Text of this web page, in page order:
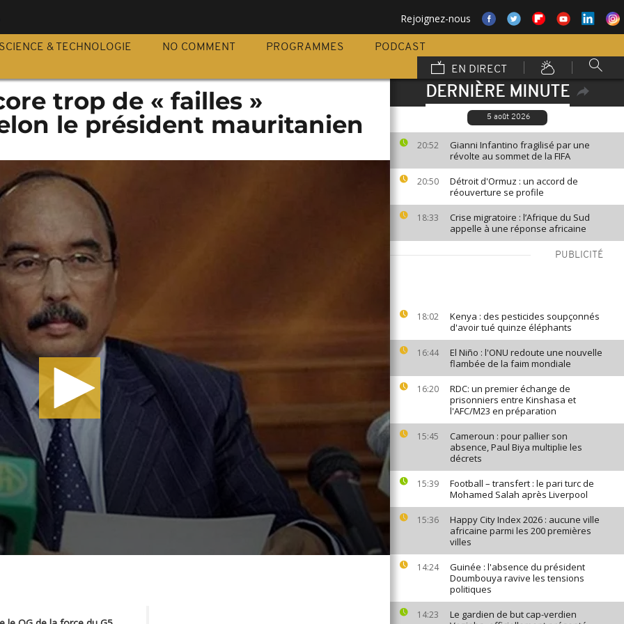
Rejoignez-nous
SCIENCE & TECHNOLOGIE NO COMMENT PROGRAMMES
PODCAST
EN DIRECT
DERNIÈRE MINUTE
5 août 2026
20:52
Gianni Infantino fragilisé par une
révolte au sommet de la FIFA
20:50
Détroit d'Ormuz : un accord de
réouverture se profile
18:33
Crise migratoire : l’Afrique du Sud
appelle à une réponse africaine
PUBLICITÉ
18:02
Kenya : des pesticides soupçonnés
d'avoir tué quinze éléphants
16:44
El Niño : l'ONU redoute une nouvelle
flambée de la faim mondiale
16:20
RDC: un premier échange de
prisonniers entre Kinshasa et
l'AFC/M23 en préparation
15:45
Cameroun : pour pallier son
absence, Paul Biya multiplie les
décrets
15:39
Football – transfert : le pari turc de
Mohamed Salah après Liverpool
15:36
Happy City Index 2026 : aucune ville
africaine parmi les 200 premières
villes
14:24
Guinée : l'absence du président
Doumbouya ravive les tensions
politiques
14:23
Le gardien de but cap-verdien
trop de « failles »
le président mauritanien